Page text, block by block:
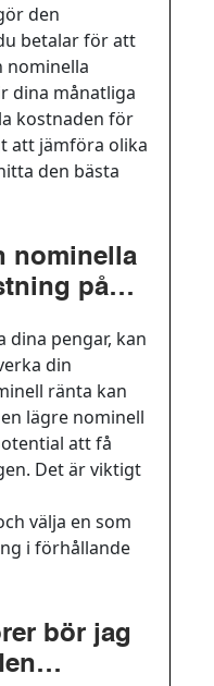
den
betalar för att
nominella
dina månatliga
kostnaden för
att jämföra olika
den bästa
nominella
på
dina pengar, kan
din
ränta kan
lägre nominell
att få
Det är viktigt
välja en som
i förhållande
bör jag